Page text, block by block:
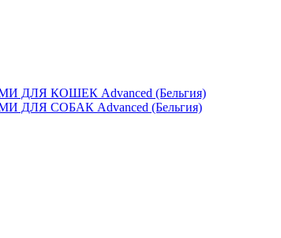
КОШЕК Advanced (Бельгия)
СОБАК Advanced (Бельгия)